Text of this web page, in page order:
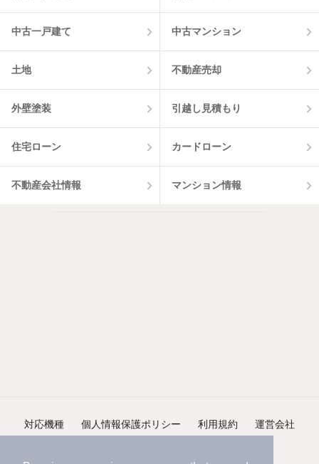
中古一戸建て 中古マンション
土地 不動産売却
外壁塗装 引越し見積もり
住宅ローン カードローン
不動産会社情報 マンション情報
対応機種 個人情報保護ポリシー 利用規約 運営会社